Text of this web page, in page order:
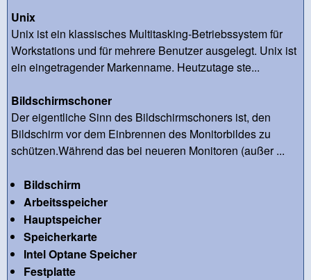
Unix
Unix ist ein klassisches Multitasking-Betriebssystem für
Workstations und für mehrere Benutzer ausgelegt. Unix ist
ein eingetragender Markenname. Heutzutage ste...
Bildschirmschoner
Der eigentliche Sinn des Bildschirmschoners ist, den
Bildschirm vor dem Einbrennen des Monitorbildes zu
schützen.Während das bei neueren Monitoren (außer ...
Bildschirm
Arbeitsspeicher
Hauptspeicher
Speicherkarte
Intel Optane Speicher
Festplatte